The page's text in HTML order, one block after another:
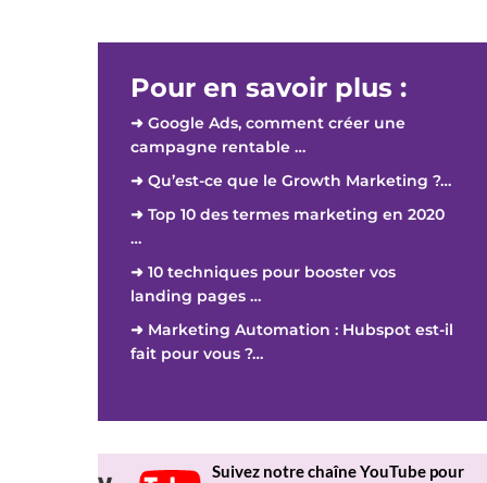
Pour en savoir plus :
➜ Google Ads, comment créer une
campagne rentable …
➜ Qu’est-ce que le Growth Marketing ?…
➜ Top 10 des termes marketing en 2020
…
➜ 10 techniques pour booster vos
landing pages …
➜ Marketing Automation : Hubspot est-il
fait pour vous ?…
Suivez notre chaîne YouTube pour